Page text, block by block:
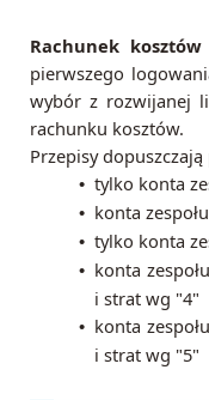
Rachunek kosztów
pierwszego
wybór z rozwijanej
rachunku kosztów.
Przepisy
• tylko konta
• konta
• tylko konta
• konta
i strat wg "4"
• konta
i strat wg "5"